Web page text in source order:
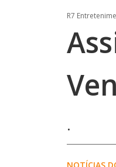
R7
.